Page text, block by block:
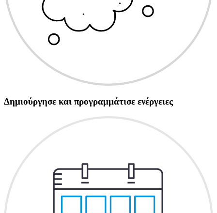
Δημιούργησε και προγραμμάτισε ενέργειες